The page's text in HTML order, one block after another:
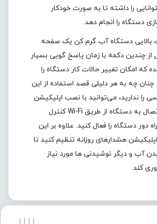
را داشته تا به صورت خودکار
دستگاه را انجام دهد.
بالایی دستگاه آب گرم کن یک صفحه
چندین دکمه با زمان پاسخ گویی بسیار
که امکان تغییر حالات کار دستگاه را
چه به هر دلیلی قصد استفاده از این
را ندارید، می‌توانید با نصب اپلیکیشن
Mi Home و اتصال به دستگاه از طریق Wi-Fi کنترل
دور دستگاه را فعال کنید. علاوه بر این
هشدارهای روزانه تنظیم کنید تا
آب و دیگر نوشیدنی ها مورد نیاز
کند.